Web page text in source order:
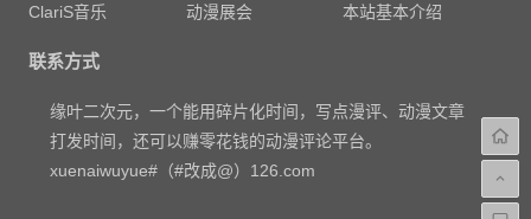
ClariS音乐
动漫展会 本站基本介绍
联系方式
缘叶二次元，一个能用碎片化时间，写点漫评、动漫文章
打发时间，还可以赚零花钱的动漫评论平台。
xuenaiwuyue#（#改成@）126.com